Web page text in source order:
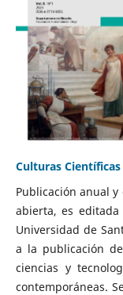
Culturas Científicas
Publicación anual
abierta, es
Universidad de
a la publicación
ciencias y
contemporáneas.